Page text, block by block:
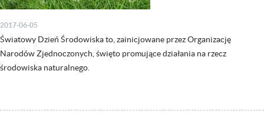
2017-06-05
Światowy Dzień Środowiska to, zainicjowane przez Organizację
Narodów Zjednoczonych, święto promujące działania na rzecz
środowiska naturalnego.